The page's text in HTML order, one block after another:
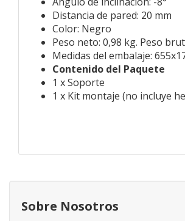
Distancia de pared: 20 mm
Color: Negro
Peso neto: 0,98 kg. Peso
Medidas del embalaje:
Contenido del Paquete
1 x Soporte
1 x Kit montaje (no incluye
Sobre Nosotros